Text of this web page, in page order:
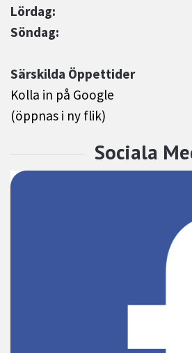
Lördag:
Söndag:
Särskilda Öppettider
Kolla in på Google
(öppnas i ny flik)